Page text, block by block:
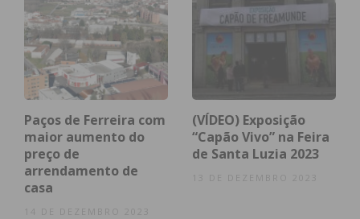
Paços de Ferreira com
maior aumento do
preço de
arrendamento de
casa
14 DE DEZEMBRO 2023
(VÍDEO) Exposição
“Capão Vivo” na Feira
de Santa Luzia 2023